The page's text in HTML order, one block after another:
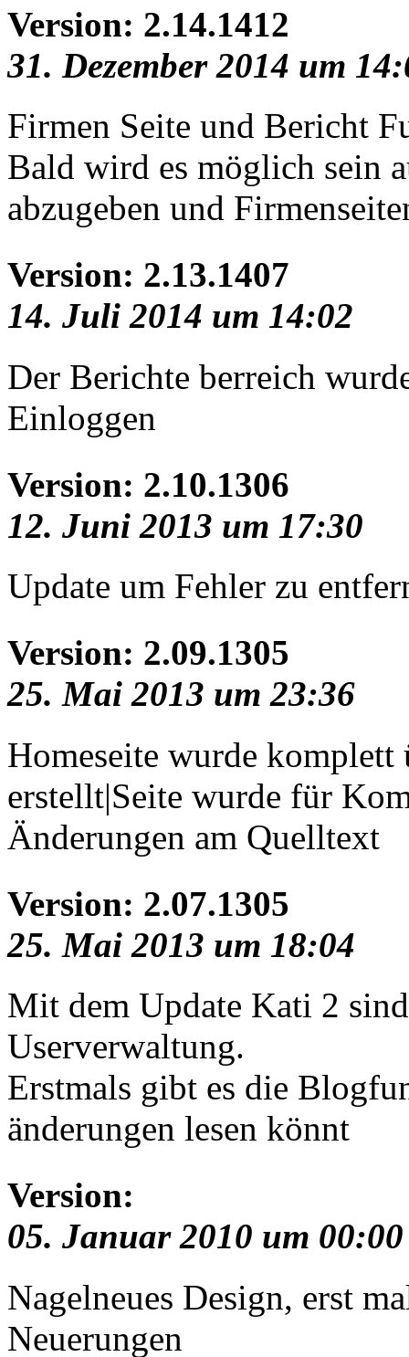
Version: 2.14.1412
31. Dezember 2014 um
Firmen Seite und Bericht
Bald wird es möglich sein
abzugeben und
Version: 2.13.1407
14. Juli 2014 um 14:02
Der Berichte berreich
Einloggen
Version: 2.10.1306
12. Juni 2013 um 17:30
Update um Fehler zu
Version: 2.09.1305
25. Mai 2013 um 23:36
Homeseite wurde
erstellt|Seite wurde für
Änderungen am Quelltext
Version: 2.07.1305
25. Mai 2013 um 18:04
Mit dem Update Kati 2
Userverwaltung.
Erstmals gibt es die
änderungen lesen könnt
Version:
05. Januar 2010 um 00:00
Nagelneues Design, erst
Neuerungen